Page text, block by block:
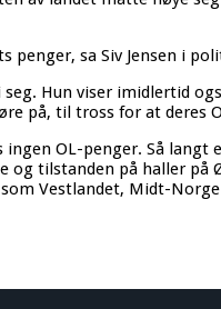
sa Siv Jensen i
Hun viser imidlertid
på, til tross for at deres
OL-penger. Så
tilstanden på haller
Vestlandet, Midt-